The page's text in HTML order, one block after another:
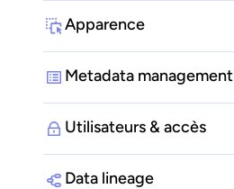
Apparence
Metadata management
Utilisateurs & accès
Data lineage